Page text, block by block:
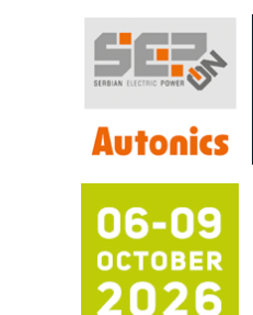
RILINEX
FANUC: Najbolje
automatizaciju
Efikasno
Automatizacija
Potpuna efikasnost
sistema
Trajna oznaka kao
Bezbednost na